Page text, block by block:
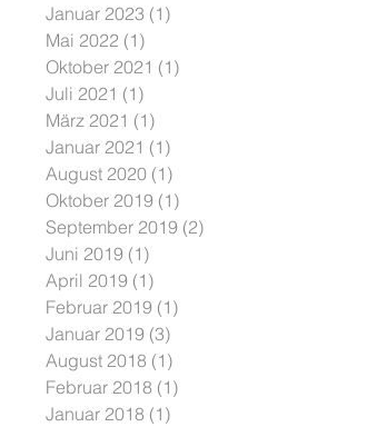
Januar 2023 (1)
Mai 2022 (1)
Oktober 2021 (1)
Juli 2021 (1)
März 2021 (1)
Januar 2021 (1)
August 2020 (1)
Oktober 2019 (1)
September 2019 (2)
Juni 2019 (1)
April 2019 (1)
Februar 2019 (1)
Januar 2019 (3)
August 2018 (1)
Februar 2018 (1)
Januar 2018 (1)